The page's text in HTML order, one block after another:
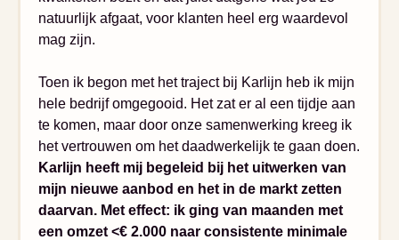
natuurlijk afgaat, voor klanten heel erg waardevol
mag zijn.
Toen ik begon met het traject bij Karlijn heb ik mijn
hele bedrijf omgegooid. Het zat er al een tijdje aan
te komen, maar door onze samenwerking kreeg ik
het vertrouwen om het daadwerkelijk te gaan doen.
Karlijn heeft mij begeleid bij het uitwerken van
mijn nieuwe aanbod en het in de markt zetten
daarvan. Met effect: ik ging van maanden met
een omzet <€ 2.000 naar consistente minimale